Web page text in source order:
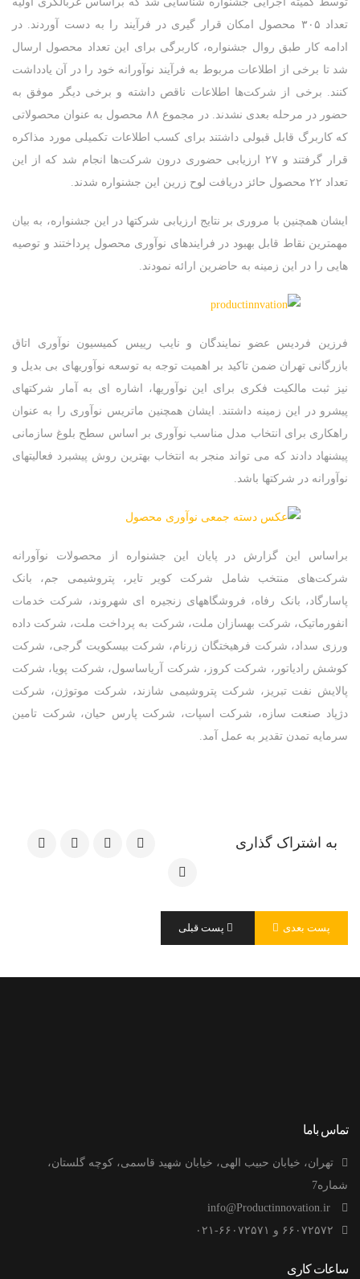
نام نوآوری
نام رابط سازمانی
شماره تماس
تعداد ۳۰۵ محصول امکان قرار گیری در فرآیند را به دست آوردند. در
ادامه کار طبق روال جشنواره، کاربرگی برای این تعداد محصول ارسال
شد تا برخی از اطلاعات مربوط به فرآیند نوآورانه خود را در آن یادداشت
کنند. برخی از شرکت‌ها اطلاعات ناقص داشته و برخی دیگر موفق به
حضور در مرحله بعدی نشدند. در مجموع ۸۸ محصول به عنوان محصولاتی
که کاربرگ قابل قبولی داشتند برای کسب اطلاعات تکمیلی مورد مذاکره
قرار گرفتند و ۲۷ ارزیابی حضوری درون شرکت‌ها انجام شد که از این
تعداد ۲۲ محصول حائز دریافت لوح زرین این جشنواره شدند.
ایشان همچنین با مروری بر نتایج ارزیابی شرکتها در این جشنواره، به بیان
مهمترین نقاط قابل بهبود در فرایندهای نوآوری محصول پرداختند و توصیه
هایی را در این زمینه به حاضرین ارائه نمودند.
فرزین فردیس عضو نمایندگان و نایب رییس کمیسیون نوآوری اتاق
بازرگانی تهران ضمن تاکید بر اهمیت توجه به توسعه نوآوریهای بی بدیل و
نیز ثبت مالکیت فکری برای این نوآوریها، اشاره ای به آمار شرکتهای
پیشرو در این زمینه داشتند. ایشان همچنین ماتریس نوآوری را به عنوان
راهکاری برای انتخاب مدل مناسب نوآوری بر اساس سطح بلوغ سازمانی
پیشنهاد دادند که می تواند منجر به انتخاب بهترین روش پیشبرد فعالیتهای
نوآورانه در شرکتها باشد.
براساس این گزارش در پایان این جشنواره از محصولات نوآورانه
شرکت‌های منتخب شامل شرکت کویر تایر، پتروشیمی جم، بانک
پاسارگاد، بانک رفاه، فروشگاههای زنجیره ای شهروند، شرکت خدمات
انفورماتیک، شرکت بهسازان ملت، شرکت به پرداخت ملت، شرکت داده
ورزی سداد، شرکت فرهیختگان زرنام، شرکت بیسکویت گرجی، شرکت
کوشش رادیاتور، شرکت کروز، شرکت آریاساسول، شرکت پویا، شرکت
پالایش نفت تبریز، شرکت پتروشیمی شازند، شرکت موتوژن، شرکت
دژپاد صنعت سازه، شرکت اسپات، شرکت پارس حیان، شرکت تامین
سرمایه تمدن تقدیر به عمل آمد.
به اشتراک گذاری
پست قبلی پست بعدی
تماس باما
تهران، خیابان حبیب الهی، خیابان شهید قاسمی، کوچه گلستان،
شماره7
۶۶۰۷۲۵۷۲ و ۶۶۰۷۲۵۷۱-۰۲۱
ساعات کاری